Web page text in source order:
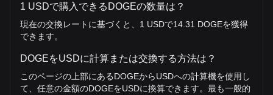
1 USDで購入できるDOGEの数量は？
現在の交換レートに基づくと、1 USDで14.31 DOGEを獲得
できます。
DOGEをUSDに計算または交換する方法は？
このページの上部にあるDOGEからUSDへの計算機を使用し
て、任意の金額のDOGEをUSDに換算できます。最も一般的